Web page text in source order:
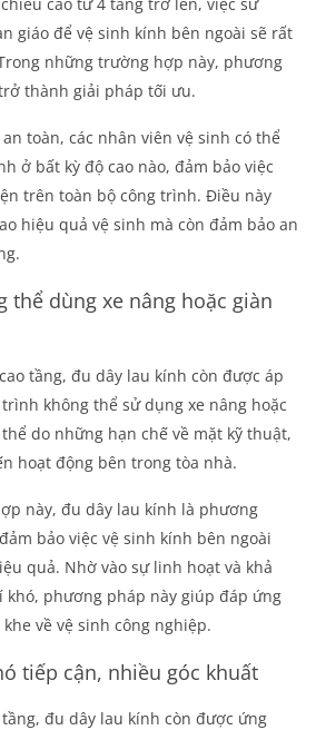
giáo để vệ sinh kính bên ngoài sẽ rất
những trường hợp này, phương
thành giải pháp tối ưu.
toàn, các nhân viên vệ sinh có thể
ở bất kỳ độ cao nào, đảm bảo việc
trên toàn bộ công trình. Điều này
hiệu quả vệ sinh mà còn đảm bảo an
thể dùng xe nâng hoặc giàn
tầng, đu dây lau kính còn được áp
không thể sử dụng xe nâng hoặc
do những hạn chế về mặt kỹ thuật,
hoạt động bên trong tòa nhà.
này, đu dây lau kính là phương
bảo việc vệ sinh kính bên ngoài
quả. Nhờ vào sự linh hoạt và khả
khó, phương pháp này giúp đáp ứng
về vệ sinh công nghiệp.
tiếp cận, nhiều góc khuất
đu dây lau kính còn được ứng